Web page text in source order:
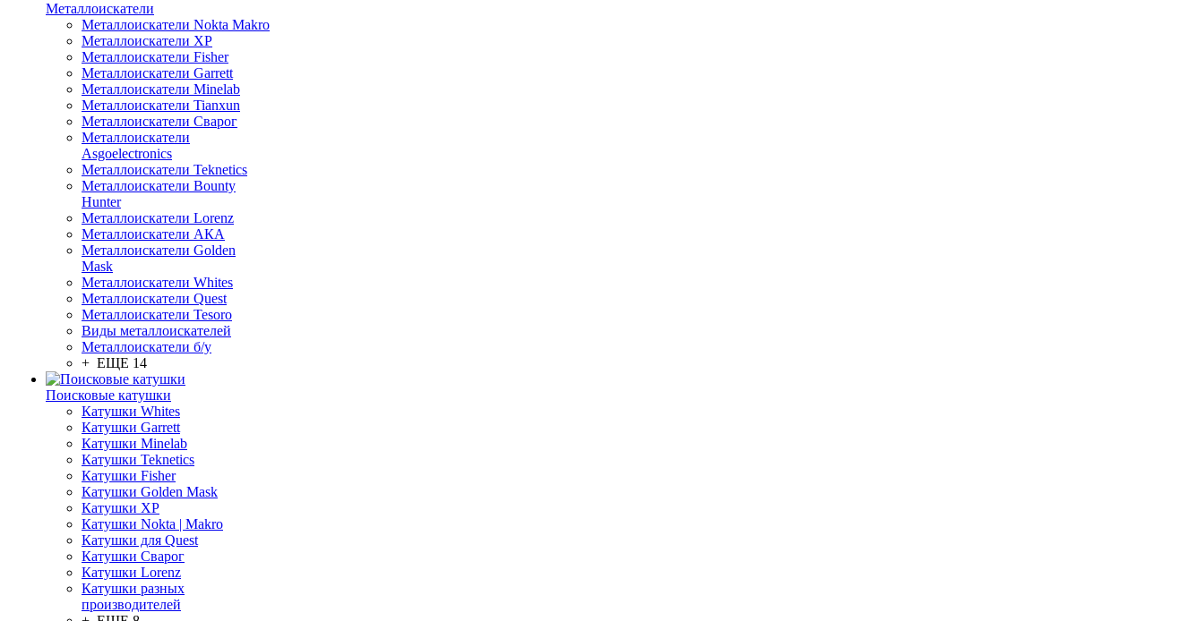
Металлоискатели
Металлоискатели Nokta Makro
Металлоискатели XP
Металлоискатели Fisher
Металлоискатели Garrett
Металлоискатели Minelab
Металлоискатели Tianxun
Металлоискатели Сварог
Металлоискатели
Asgoelectronics
Металлоискатели Teknetics
Металлоискатели Bounty
Hunter
Металлоискатели Lorenz
Металлоискатели АКА
Металлоискатели Golden
Mask
Металлоискатели Whites
Металлоискатели Quest
Металлоискатели Tesoro
Виды металлоискателей
Металлоискатели б/у
+ ЕЩЕ 14
Поисковые катушки
Катушки Whites
Катушки Garrett
Катушки Minelab
Катушки Teknetics
Катушки Fisher
Катушки Golden Mask
Катушки XP
Катушки Nokta | Makro
Катушки для Quest
Катушки Сварог
Катушки Lorenz
Катушки разных
производителей